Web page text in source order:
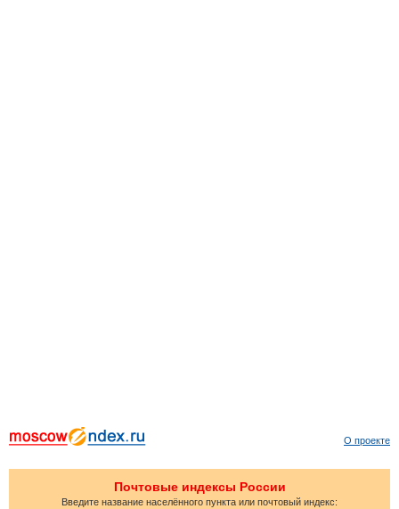
О проекте
Почтовые индексы России
Введите название населённого пункта или почтовый индекс: